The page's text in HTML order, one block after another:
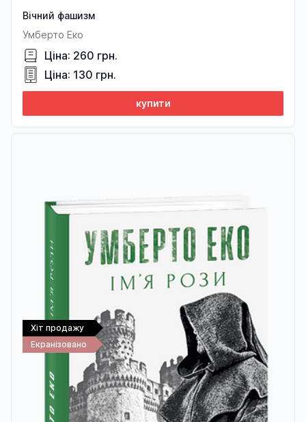
Вічний фашизм
Умберто Еко
Ціна: 260 грн.
Ціна: 130 грн.
купити
Екранізовано
Хіт продажу